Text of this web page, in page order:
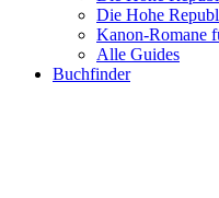
Die Hohe
Kanon-Romane
Alle Guides
Buchfinder